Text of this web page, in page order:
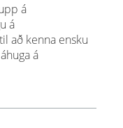
á
á
að kenna ensku
á